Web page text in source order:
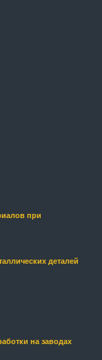
при
деталей
на заводах